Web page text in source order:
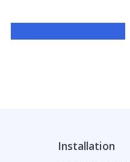
Installation